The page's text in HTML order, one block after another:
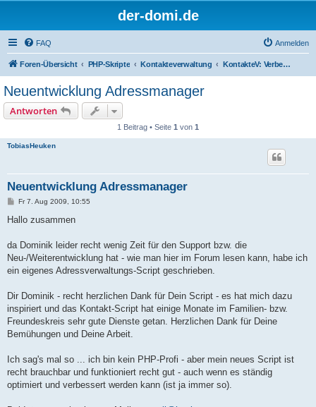
der-domi.de
FAQ Anmelden
Foren-Übersicht PHP-Skripte Kontakteverwaltung KontakteV: Verbesserungen & Entwickler
Neuentwicklung Adressmanager
Antworten
1 Beitrag • Seite 1 von 1
TobiasHeuken
Neuentwicklung Adressmanager
B
i
a
Fr 7. Aug 2009, 10:55
Hallo zusammen
da Dominik leider recht wenig Zeit für den Support bzw. die
Neu-/Weiterentwicklung hat - wie man hier im Forum lesen kann, habe ich
ein eigenes Adressverwaltungs-Script geschrieben.
Dir Dominik - recht herzlichen Dank für Dein Script - es hat mich dazu
inspiriert und das Kontakt-Script hat einige Monate im Familien- bzw.
Freundeskreis sehr gute Dienste getan. Herzlichen Dank für Deine
Bemühungen und Deine Arbeit.
Ich sag's mal so ... ich bin kein PHP-Profi - aber mein neues Script ist
recht brauchbar und funktioniert recht gut - auch wenn es ständig
optimiert und verbessert werden kann (ist ja immer so).